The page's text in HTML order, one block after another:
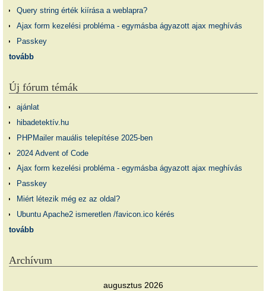
Query string érték kiírása a weblapra?
Ajax form kezelési probléma - egymásba ágyazott ajax meghívás
Passkey
tovább
Új fórum témák
ajánlat
hibadetektív.hu
PHPMailer mauális telepítése 2025-ben
2024 Advent of Code
Ajax form kezelési probléma - egymásba ágyazott ajax meghívás
Passkey
Miért létezik még ez az oldal?
Ubuntu Apache2 ismeretlen /favicon.ico kérés
tovább
Archívum
augusztus 2026